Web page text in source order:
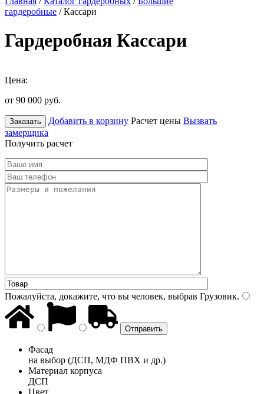
гардеробные / Кассари
Гардеробная Кассари
Цена:
от 90 000 руб.
Заказать Добавить в корзину Расчет цены Вызвать
замерщика
Получить расчет
Пожалуйста, докажите, что вы человек, выбрав Грузовик.
Фасад
на выбор (ДСП, МДФ ПВХ и др.)
Материал корпуса
ДСП
Цвет